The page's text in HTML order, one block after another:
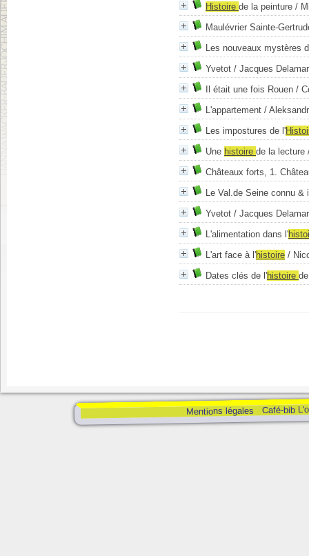
Histoire de la peinture /
Maulévrier Sainte-
Les nouveaux mystères
Yvetot / Jacques
Il était une fois Rouen /
L'appartement /
Les impostures de l'
Une histoire de la lecture
Châteaux forts, 1.
Le Val.de Seine connu &
Yvetot / Jacques
L'alimentation dans l'
L'art face à l'histoire /
Dates clés de l'histoire
Mentions légales Café-bib